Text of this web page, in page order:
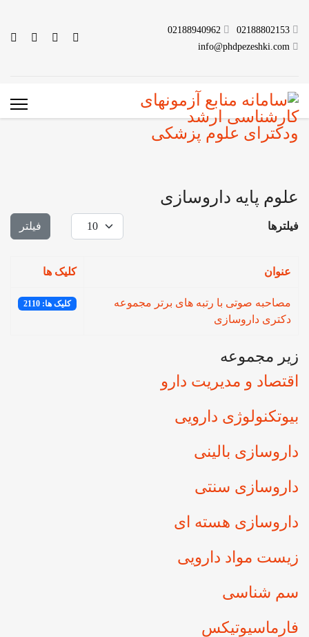
02188802153
02188940962
info@phdpezeshki.com
علوم پایه داروسازی
فیلترها نمایش # فیلتر
عنوان کلیک ها
مصاحبه صوتی با رتبه های برتر مجموعه
دکتری داروسازی
کلیک ها: 2110
زیر مجموعه
اقتصاد و مديريت دارو
بيوتكنولوژی دارویی
داروسازی بالينی
داروسازی سنتی
داروسازی هسته ای
زیست مواد دارویی
سم شناسی
فارماسيوتيكس